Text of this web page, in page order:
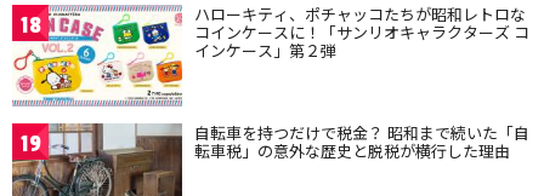
18 ハローキティ、ポチャッコたちが昭和レトロな
コインケースに！「サンリオキャラクターズ コ
インケース」第２弾
19 自転車を持つだけで税金？ 昭和まで続いた「自
転車税」の意外な歴史と脱税が横行した理由